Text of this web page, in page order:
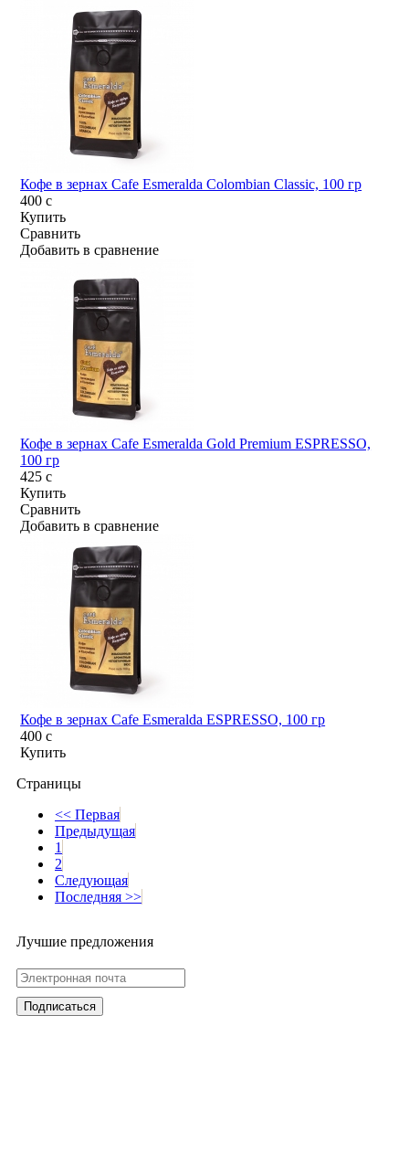
Кофе в зернах Cafe Esmeralda Colombian Classic, 100 гр
400c
Купить
Сравнить
Добавить в сравнение
Кофе в зернах Cafe Esmeralda Gold Premium ESPRESSO,
100 гр
425c
Купить
Сравнить
Добавить в сравнение
Кофе в зернах Cafe Esmeralda ESPRESSO, 100 гр
400c
Купить
Страницы
<< Первая
Предыдущая
1
2
Следующая
Последняя >>
Лучшие предложения